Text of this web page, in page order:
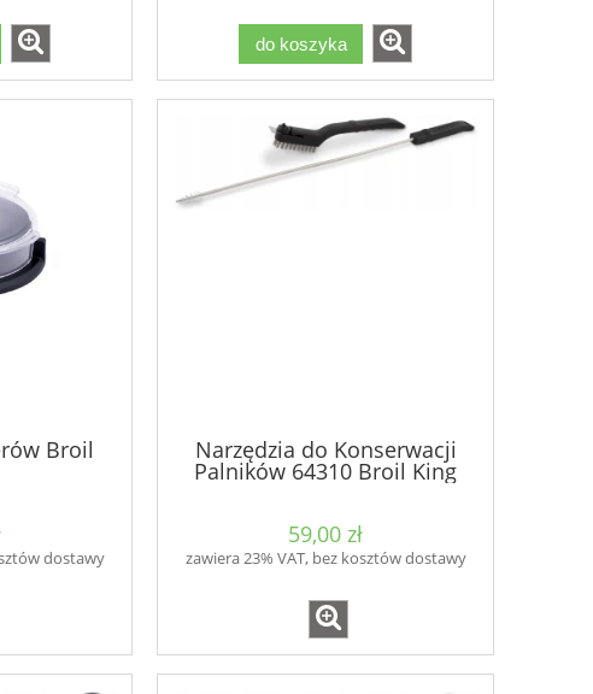
do koszyka
Broil
dostawy
Narzędzia do Konserwacji
Palników 64310 Broil King
59,00 zł
zawiera 23% VAT, bez kosztów dostawy